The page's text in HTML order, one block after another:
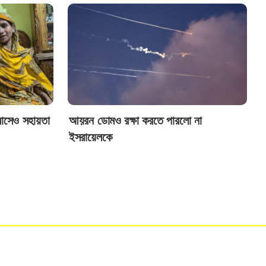
সহায়তা
আয়রন ডোমও রক্ষা করতে পারলো না
ইসরায়েলকে